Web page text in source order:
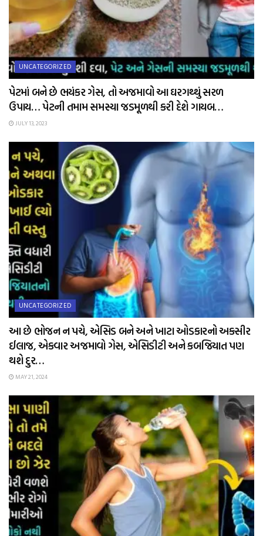
UNCATEGORIZED
પેટમાં બને છે ભયંકર ગેસ, તો અજમાવો આ ઘરગથ્થું સરળ
ઉપાય… પેટની તમામ સમસ્યા જડમૂળથી કરી દેશે ગાયબ…
JULY 13, 2023
UNCATEGORIZED
આ છે ભોજન ન પચે, એસિડ બને અને ખાટા ઓડકારનો અકસીર
ઈલાજ, એકવાર અજમાવો ગેસ, એસિડીટી અને કબજિયાત પણ
થશે દુર…
MAY 21, 2024